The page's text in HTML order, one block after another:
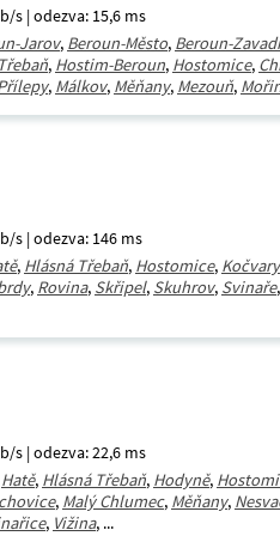
s | odezva: 15,6 ms
Jarov, Beroun-Město, Beroun-
, Hostim-Beroun, Hostomice,
, Málkov, Měňany, Mezouň,
s | odezva: 146 ms
, Hlásná Třebaň, Hostomice, Kočvary
, Rovina, Skřipel, Skuhrov, Svinaře,
s | odezva: 22,6 ms
Hatě, Hlásná Třebaň, Hodyně,
, Malý Chlumec, Měňany,
, Vižina, ...